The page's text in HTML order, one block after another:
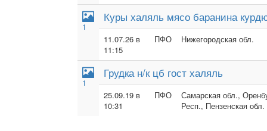
1
Куры халяль мясо баранина
11.07.26 в
11:15
ПФО Нижегородская обл.
1
Грудка н/к цб гост халяль
25.09.19 в
10:31
ПФО
Самарская обл.,
Респ., Пензенская обл.